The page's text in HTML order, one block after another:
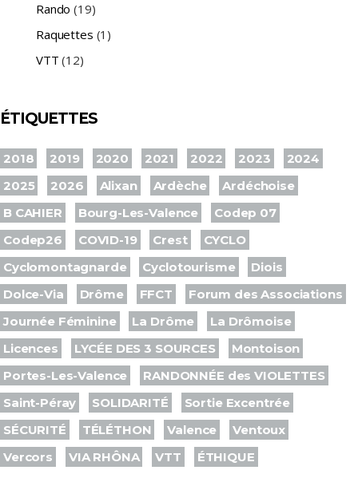
Rando (19)
Raquettes (1)
VTT (12)
ÉTIQUETTES
2018 2019 2020 2021 2022 2023
2024
2025
2026 Alixan Ardèche
Ardéchoise
B CAHIER
Bourg-Les-Valence
Codep 07
Codep26
COVID-19 Crest
CYCLO
Cyclomontagnarde
Cyclotourisme
Diois
Dolce-Via
Drôme FFCT
Forum des Associations
Journée Féminine
La Drôme
La Drômoise
Licences
LYCÉE DES 3 SOURCES
Montoison
Portes-Les-Valence
RANDONNÉE des VIOLETTES
Saint-Péray
SOLIDARITÉ
Sortie Excentrée
SÉCURITÉ
TÉLÉTHON Valence
Ventoux
Vercors
VIA RHÔNA VTT ÉTHIQUE